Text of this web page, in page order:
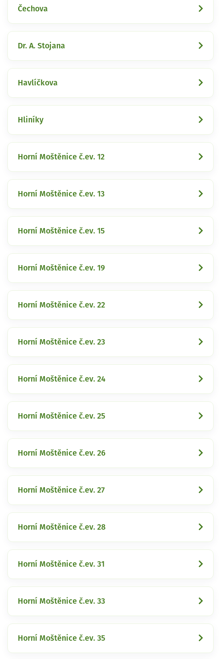
Čechova
Dr. A. Stojana
Havlíčkova
Hliníky
Horní Moštěnice č.ev. 12
Horní Moštěnice č.ev. 13
Horní Moštěnice č.ev. 15
Horní Moštěnice č.ev. 19
Horní Moštěnice č.ev. 22
Horní Moštěnice č.ev. 23
Horní Moštěnice č.ev. 24
Horní Moštěnice č.ev. 25
Horní Moštěnice č.ev. 26
Horní Moštěnice č.ev. 27
Horní Moštěnice č.ev. 28
Horní Moštěnice č.ev. 31
Horní Moštěnice č.ev. 33
Horní Moštěnice č.ev. 35